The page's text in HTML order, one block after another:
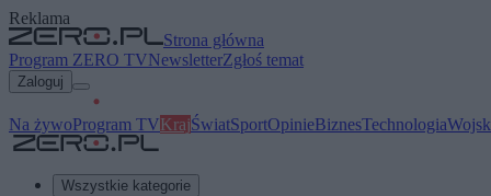
Reklama
Strona główna
Program ZERO TVNewsletterZgłoś temat
Zaloguj
Na żywoProgram TVKrajŚwiatSportOpinieBiznesTechnologia
Wszystkie kategorie